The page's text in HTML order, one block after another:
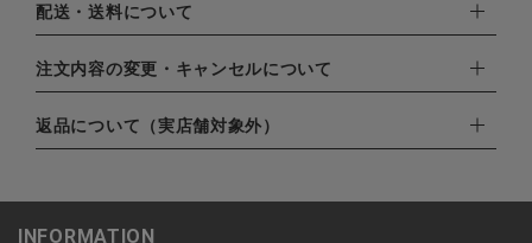
下記お支払い方法よりお選びいただけます。
・クレジットカード（VISA,mastercard,JCB,AMERICAN
EXPRESS,Diners Club）
・amazonペイメント
・楽天ペイ
・PayPay
配送・送料について
配達業者：日本郵便
北海道：1,400円
注文内容の変更・キャンセルについて
ご注文日当日から翌日のAM9:00までにご連絡頂いた場合はキャ
ンセルは可能です。
します。
返品について（実店舗対象外）
こちら よりご依頼ください。
INFORMATION